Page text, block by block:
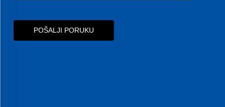
POŠALJI PORUKU